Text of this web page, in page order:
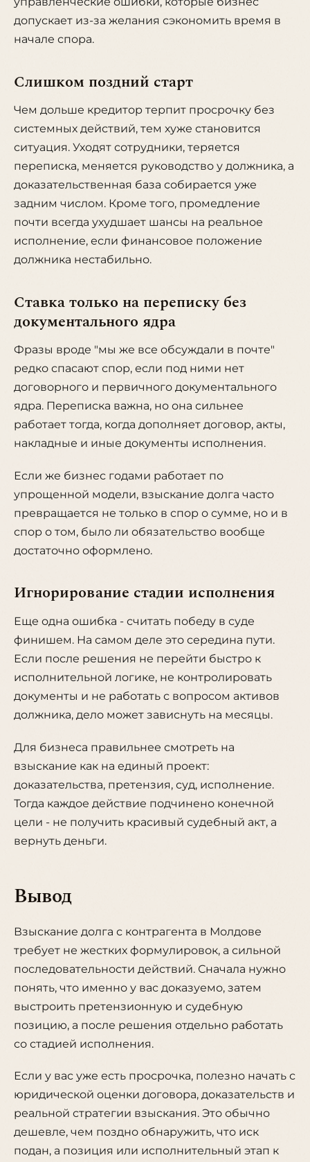
допускает из-за желания сэкономить время в
начале спора.
Слишком поздний старт
Чем дольше кредитор терпит просрочку без
системных действий, тем хуже становится
ситуация. Уходят сотрудники, теряется
переписка, меняется руководство у должника, а
доказательственная база собирается уже
задним числом. Кроме того, промедление
почти всегда ухудшает шансы на реальное
исполнение, если финансовое положение
должника нестабильно.
Ставка только на переписку без
документального ядра
Фразы вроде "мы же все обсуждали в почте"
редко спасают спор, если под ними нет
договорного и первичного документального
ядра. Переписка важна, но она сильнее
работает тогда, когда дополняет договор, акты,
накладные и иные документы исполнения.
Если же бизнес годами работает по
упрощенной модели, взыскание долга часто
превращается не только в спор о сумме, но и в
спор о том, было ли обязательство вообще
достаточно оформлено.
Игнорирование стадии исполнения
Еще одна ошибка - считать победу в суде
финишем. На самом деле это середина пути.
Если после решения не перейти быстро к
исполнительной логике, не контролировать
документы и не работать с вопросом активов
должника, дело может зависнуть на месяцы.
Для бизнеса правильнее смотреть на
взыскание как на единый проект:
доказательства, претензия, суд, исполнение.
Тогда каждое действие подчинено конечной
цели - не получить красивый судебный акт, а
вернуть деньги.
Вывод
Взыскание долга с контрагента в Молдове
требует не жестких формулировок, а сильной
последовательности действий. Сначала нужно
понять, что именно у вас доказуемо, затем
выстроить претензионную и судебную
позицию, а после решения отдельно работать
со стадией исполнения.
Если у вас уже есть просрочка, полезно начать с
юридической оценки договора, доказательств и
реальной стратегии взыскания. Это обычно
дешевле, чем поздно обнаружить, что иск
подан, а позиция или исполнительный этап к